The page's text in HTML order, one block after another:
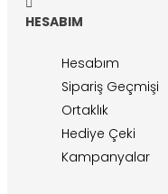
HESABIM
Hesabım
Sipariş Geçmişi
Ortaklık
Hediye Çeki
Kampanyalar